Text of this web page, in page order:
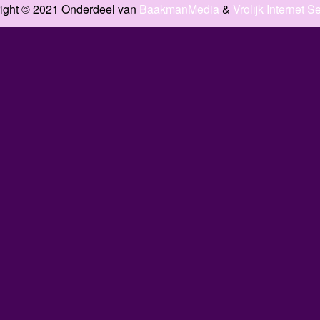
© 2021 Onderdeel van BaakmanMedia & Vrolijk Internet